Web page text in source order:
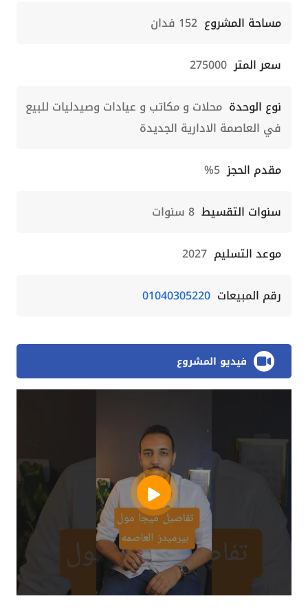
مساحة المشروع 152 فدان
سعر المتر 275000
نوع الوحدة محلات و مكاتب و عيادات وصيدليات للبيع
في العاصمة الادارية الجديدة
مقدم الحجز 5%
سنوات التقسيط 8 سنوات
موعد التسليم 2027
رقم المبيعات 01040305220
فيديو المشروع